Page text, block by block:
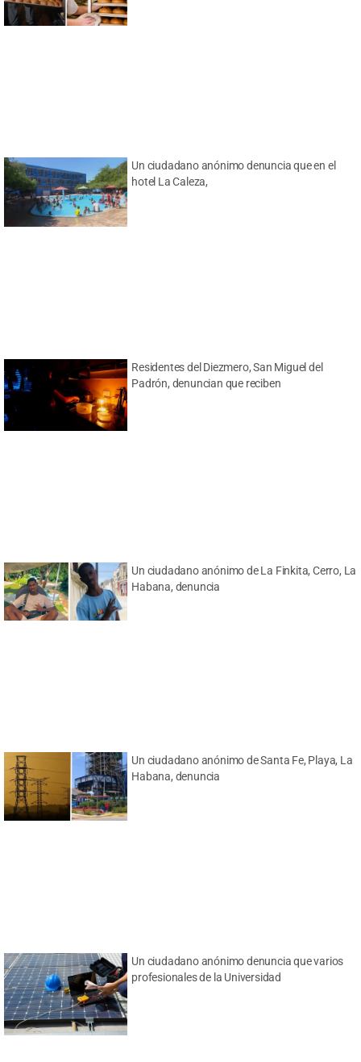
Un ciudadano anónimo denuncia que en el
hotel La Caleza,
Residentes del Diezmero, San Miguel del
Padrón, denuncian que reciben
Un ciudadano anónimo de La Finkita, Cerro, La
Habana, denuncia
Un ciudadano anónimo de Santa Fe, Playa, La
Habana, denuncia
Un ciudadano anónimo denuncia que varios
profesionales de la Universidad